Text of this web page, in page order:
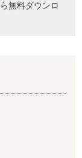
無料ダウンロ